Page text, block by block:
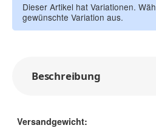
Dieser Artikel hat Variationen.
gewünschte Variation aus.
Beschreibung
Versandgewicht: